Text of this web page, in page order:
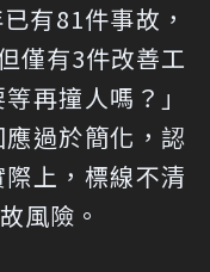
有81件事故，
僅有3件改善工
再撞人嗎？」
過於簡化，認
上，標線不清
風險。